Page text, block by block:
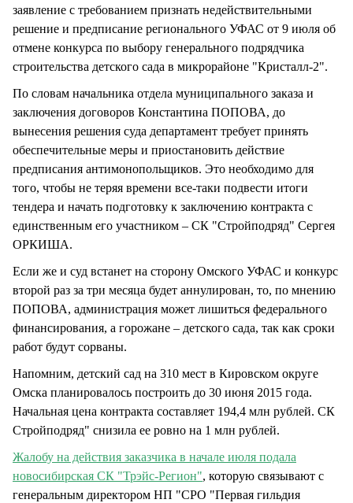
заявление с требованием признать недействительными
решение и предписание регионального УФАС от 9 июля об
отмене конкурса по выбору генерального подрядчика
строительства детского сада в микрорайоне "Кристалл-2".
По словам начальника отдела муниципального заказа и
заключения договоров Константина ПОПОВА, до
вынесения решения суда департамент требует принять
обеспечительные меры и приостановить действие
предписания антимонопольщиков. Это необходимо для
того, чтобы не теряя времени все-таки подвести итоги
тендера и начать подготовку к заключению контракта с
единственным его участником – СК "Стройподряд" Сергея
ОРКИША.
Если же и суд встанет на сторону Омского УФАС и конкурс
второй раз за три месяца будет аннулирован, то, по мнению
ПОПОВА, администрация может лишиться федерального
финансирования, а горожане – детского сада, так как сроки
работ будут сорваны.
Напомним, детский сад на 310 мест в Кировском округе
Омска планировалось построить до 30 июня 2015 года.
Начальная цена контракта составляет 194,4 млн рублей. СК
Стройподряд" снизила ее ровно на 1 млн рублей.
Жалобу на действия заказчика в начале июля подала
новосибирская СК "Трэйс-Регион", которую связывают с
генеральным директором НП "СРО "Первая гильдия